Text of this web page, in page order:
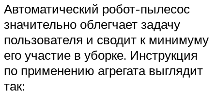
Автоматический робот-пылесос
значительно облегчает задачу
пользователя и сводит к минимуму
его участие в уборке. Инструкция
по применению агрегата выглядит
так: